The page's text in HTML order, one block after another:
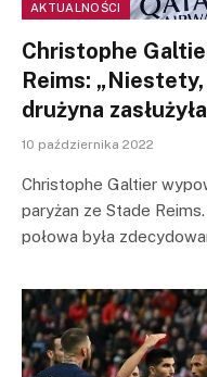
AKTUALNOŚCI
Christophe
Reims:
drużyna
10 października 2022
Christophe Galtier
paryżan ze Stade
połowa była